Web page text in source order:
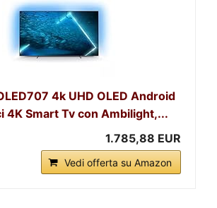
4k UHD OLED Android
4K Smart Tv con Ambilight,...
1.785,88 EUR
Vedi offerta su Amazon